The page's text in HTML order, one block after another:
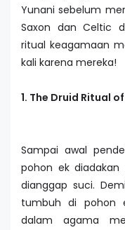
Yunani sebelum
Saxon dan Celtic
ritual keagamaan
kali karena mereka!
1. The Druid Ritual
Sampai awal
pohon ek
dianggap suci.
tumbuh di pohon
dalam agama